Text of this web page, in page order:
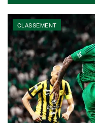
CLASSEMENT